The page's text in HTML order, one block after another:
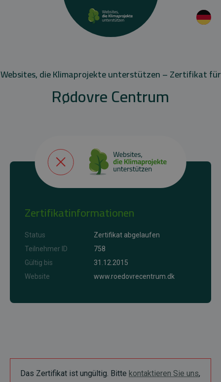
Websites, die Klimaprojekte unterstützen – Zertifikat für
Rødovre Centrum
Zertifikatinformationen
Status
Zertifikat abgelaufen
Teilnehmer ID
758
Gültig bis
31.12.2015
Website
www.roedovrecentrum.dk
Das Zertifikat ist ungültig. Bitte kontaktieren Sie uns,